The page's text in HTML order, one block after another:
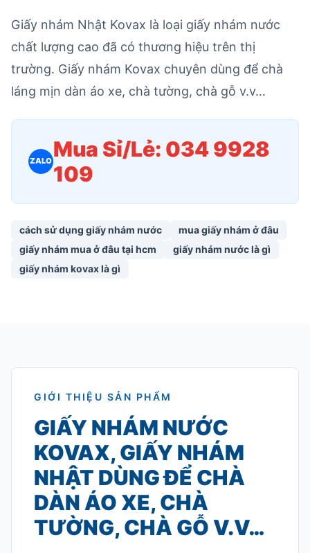
Giấy nhám Nhật Kovax là loại giấy nhám nước
chất lượng cao đã có thương hiệu trên thị
trường. Giấy nhám Kovax chuyên dùng để chà
láng mịn dàn áo xe, chà tường, chà gỗ v.v…
ZALO Mua Sỉ/Lẻ: 034 9928
109
cách sử dụng giấy nhám nước
mua giấy nhám ở đâu
giấy nhám mua ở đâu tại hcm
giấy nhám nước là gì
giấy nhám kovax là gì
GIỚI THIỆU SẢN PHẨM
GIẤY NHÁM NƯỚC
KOVAX, GIẤY NHÁM
NHẬT DÙNG ĐỂ CHÀ
DÀN ÁO XE, CHÀ
TƯỜNG, CHÀ GỖ V.V…